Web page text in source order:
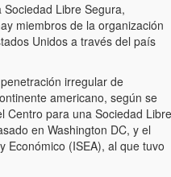
Libre Segura,
miembros de la organización
Unidos a través del país
irregular de
americano, según se
Centro para una Sociedad Libre
en Washington DC, y el
Económico (ISEA), al que tuvo